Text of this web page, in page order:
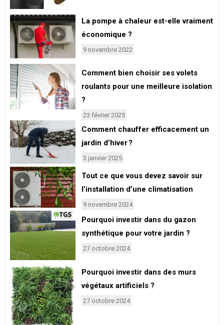
La pompe à chaleur est-elle vraiment
économique ?
9 novembre 2022
Comment bien choisir ses volets
roulants pour une meilleure isolation
?
23 février 2025
Comment chauffer efficacement un
jardin d’hiver ?
3 janvier 2025
Tout ce que vous devez savoir sur
l’installation d’une climatisation
9 novembre 2024
Pourquoi investir dans du gazon
synthétique pour votre jardin ?
27 octobre 2024
Pourquoi investir dans des murs
végétaux artificiels ?
27 octobre 2024